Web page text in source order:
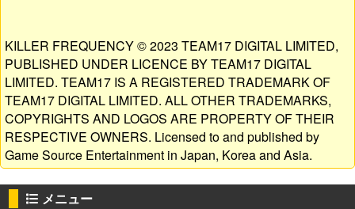
KILLER FREQUENCY © 2023 TEAM17 DIGITAL LIMITED,
PUBLISHED UNDER LICENCE BY TEAM17 DIGITAL
LIMITED. TEAM17 IS A REGISTERED TRADEMARK OF
TEAM17 DIGITAL LIMITED. ALL OTHER TRADEMARKS,
COPYRIGHTS AND LOGOS ARE PROPERTY OF THEIR
RESPECTIVE OWNERS. Licensed to and published by
Game Source Entertainment in Japan, Korea and Asia.
メニュー